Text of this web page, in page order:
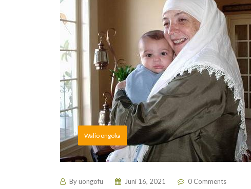
Walio ongoka
Byuongofu Juni 16, 2021 0 Comments